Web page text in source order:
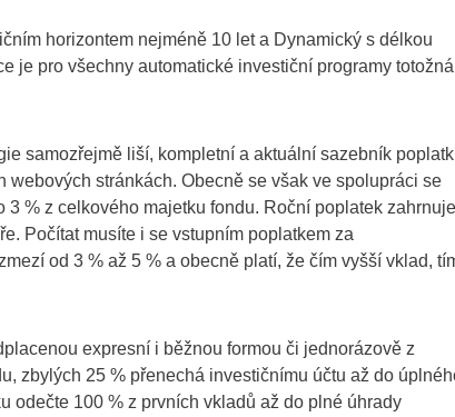
horizontem nejméně 10 let a Dynamický s délkou
je pro všechny automatické investiční programy
samozřejmě liší, kompletní a aktuální sazebník
stránkách. Obecně se však ve spolupráci se
% z celkového majetku fondu. Roční poplatek zahrnuje
Počítat musíte i se vstupním poplatkem za
od 3 % až 5 % a obecně platí, že čím vyšší vklad,
expresní i běžnou formou či jednorázově z
zbylých 25 % přenechá investičnímu účtu až do
odečte 100 % z prvních vkladů až do plné úhrady